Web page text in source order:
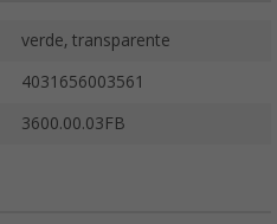
verde, transparente
4031656003561
3600.00.03FB